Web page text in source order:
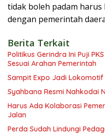
tidak boleh padam
dengan pemerintah
Berita Terkait
Politikus Gerindra Ini Puji
Sesuai Arahan Pemerintah
Sampit Expo Jadi Lokomotif
Syahbana Resmi Nahkodai
Harus Ada Kolaborasi
Jalan
Perda Sudah Lindungi